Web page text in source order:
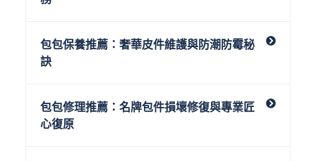
包包保養推薦：奢華皮件維護與防潮防霉秘
訣
包包修理推薦：名牌包件損壞修復與專業匠
心復原